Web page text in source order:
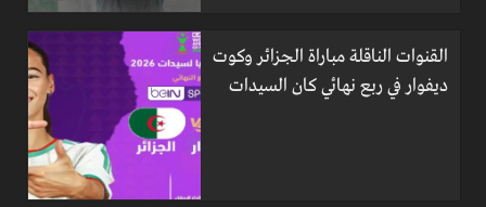
القنوات الناقلة مباراة الجزائر وكوت
ديفوار في ربع نهائي كان السيدات